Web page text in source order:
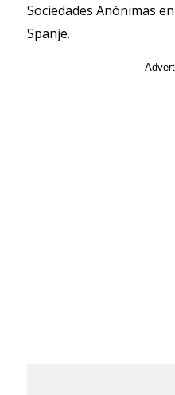
Sociedades Anónimas
Spanje.